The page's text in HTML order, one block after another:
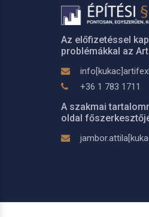
Az előfizetéssel
problémákkal az
+36 1 783 1711
A szakmai
oldal